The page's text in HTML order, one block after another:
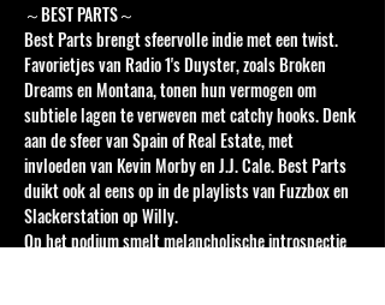
～BEST PARTS～
Best Parts brengt sfeervolle indie met een twist.
Favorietjes van Radio 1's Duyster, zoals Broken
Dreams en Montana, tonen hun vermogen om
subtiele lagen te verweven met catchy hooks. Denk
aan de sfeer van Spain of Real Estate, met
invloeden van Kevin Morby en J.J. Cale. Best Parts
duikt ook al eens op in de playlists van Fuzzbox en
Slackerstation op Willy.
Op het podium smelt melancholische introspectie